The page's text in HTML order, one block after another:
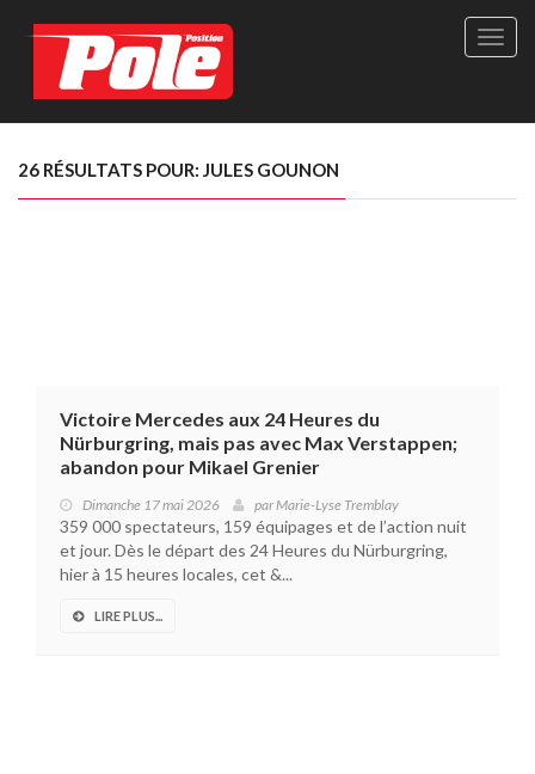
Site
Le
26 RÉSULTATS POUR: JULES GOUNON
Victoire Mercedes aux 24 Heures du
Nürburgring, mais pas avec Max Verstappen;
abandon pour Mikael Grenier
Dimanche 17 mai 2026 parMarie-Lyse Tremblay
359 000 spectateurs, 159 équipages et de l’action nuit
et jour. Dès le départ des 24 Heures du Nürburgring,
hier à 15 heures locales, cet &...
LIRE PLUS...